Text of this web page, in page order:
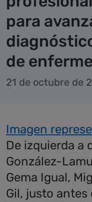
para
de
21 de octubre de
Imagen
De izquierda a
González-
Gema Igual,
Gil, justo